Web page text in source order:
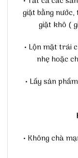
giặt bằng
giặt khô (
• Lộn mặt trái
nhẹ hoặc
• Lấy sản
• Không chà